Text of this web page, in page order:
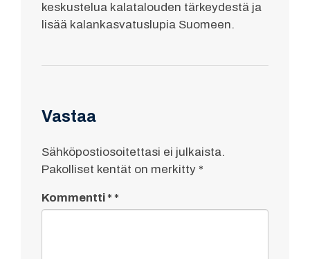
keskustelua kalatalouden tärkeydestä ja
lisää kalankasvatuslupia Suomeen.
Vastaa
Sähköpostiosoitettasi ei julkaista.
Pakolliset kentät on merkitty *
Kommentti*